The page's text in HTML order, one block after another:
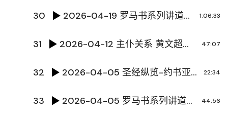
30 2026-04-19 罗马书系列讲道之十一：神的信实与人的不信 陈国辉传道 1:06:33
31 2026-04-12 主仆关系 黄文超牧师 47:07
32 2026-04-05 圣经纵览-约书亚记16 陈国辉传道 22:34
33 2026-04-05 罗马书系列讲道之十 真正的人，真正的复活 陈国辉传道 44:56